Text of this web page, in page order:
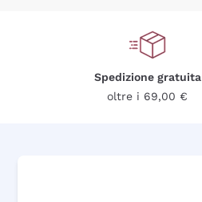
Spedizione gratuita
oltre i 69,00 €